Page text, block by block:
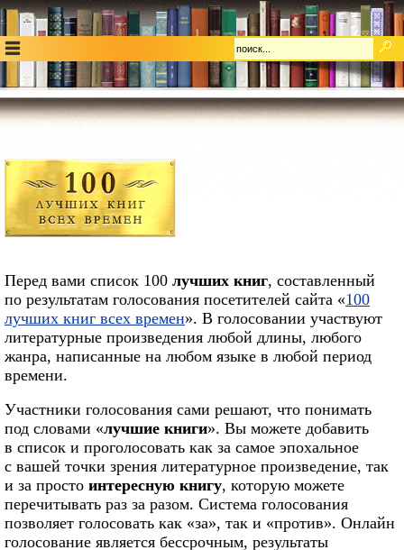
Перед вами список 100 лучших книг, составленный
по результатам голосования посетителей сайта «100
лучших книг всех времен». В голосовании участвуют
литературные произведения любой длины, любого
жанра, написанные на любом языке в любой период
времени.
Участники голосования сами решают, что понимать
под словами «лучшие книги». Вы можете добавить
в список и проголосовать как за самое эпохальное
с вашей точки зрения литературное произведение, так
и за просто интересную книгу, которую можете
перечитывать раз за разом. Система голосования
позволяет голосовать как «за», так и «против». Онлайн
голосование является бессрочным, результаты